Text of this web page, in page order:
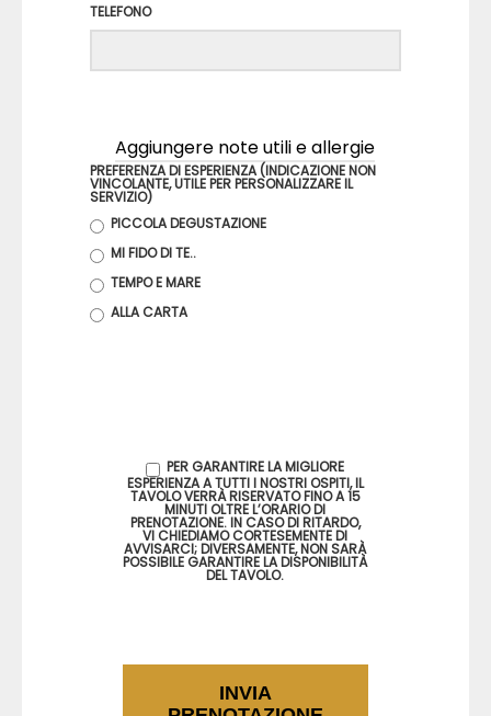
TELEFONO
Aggiungere note utili e allergie
PREFERENZA DI ESPERIENZA (INDICAZIONE NON
VINCOLANTE, UTILE PER PERSONALIZZARE IL
SERVIZIO)
PICCOLA DEGUSTAZIONE
MI FIDO DI TE..
TEMPO E MARE
ALLA CARTA
PER GARANTIRE LA MIGLIORE
ESPERIENZA A TUTTI I NOSTRI OSPITI, IL
TAVOLO VERRÀ RISERVATO FINO A 15
MINUTI OLTRE L’ORARIO DI
PRENOTAZIONE. IN CASO DI RITARDO,
VI CHIEDIAMO CORTESEMENTE DI
AVVISARCI; DIVERSAMENTE, NON SARÀ
POSSIBILE GARANTIRE LA DISPONIBILITÀ
DEL TAVOLO.
INVIA